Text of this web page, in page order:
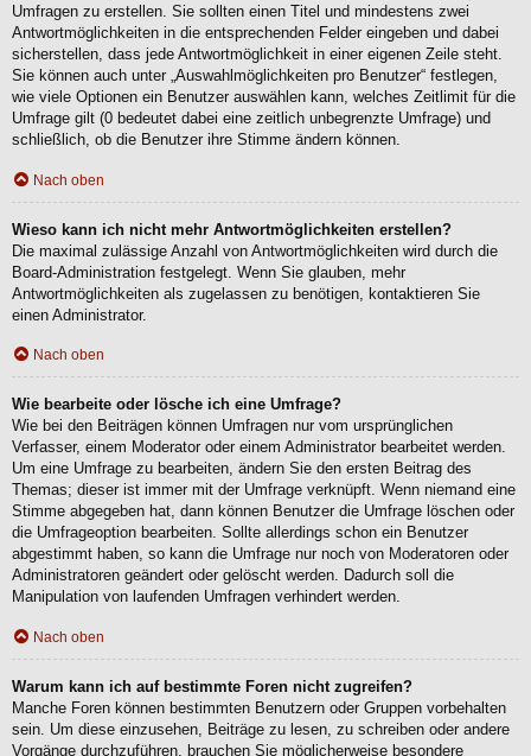
Umfragen zu erstellen. Sie sollten einen Titel und mindestens zwei
Antwortmöglichkeiten in die entsprechenden Felder eingeben und dabei
sicherstellen, dass jede Antwortmöglichkeit in einer eigenen Zeile steht.
Sie können auch unter „Auswahlmöglichkeiten pro Benutzer“ festlegen,
wie viele Optionen ein Benutzer auswählen kann, welches Zeitlimit für die
Umfrage gilt (0 bedeutet dabei eine zeitlich unbegrenzte Umfrage) und
schließlich, ob die Benutzer ihre Stimme ändern können.
Nach oben
Wieso kann ich nicht mehr Antwortmöglichkeiten erstellen?
Die maximal zulässige Anzahl von Antwortmöglichkeiten wird durch die
Board-Administration festgelegt. Wenn Sie glauben, mehr
Antwortmöglichkeiten als zugelassen zu benötigen, kontaktieren Sie
einen Administrator.
Nach oben
Wie bearbeite oder lösche ich eine Umfrage?
Wie bei den Beiträgen können Umfragen nur vom ursprünglichen
Verfasser, einem Moderator oder einem Administrator bearbeitet werden.
Um eine Umfrage zu bearbeiten, ändern Sie den ersten Beitrag des
Themas; dieser ist immer mit der Umfrage verknüpft. Wenn niemand eine
Stimme abgegeben hat, dann können Benutzer die Umfrage löschen oder
die Umfrageoption bearbeiten. Sollte allerdings schon ein Benutzer
abgestimmt haben, so kann die Umfrage nur noch von Moderatoren oder
Administratoren geändert oder gelöscht werden. Dadurch soll die
Manipulation von laufenden Umfragen verhindert werden.
Nach oben
Warum kann ich auf bestimmte Foren nicht zugreifen?
Manche Foren können bestimmten Benutzern oder Gruppen vorbehalten
sein. Um diese einzusehen, Beiträge zu lesen, zu schreiben oder andere
Vorgänge durchzuführen, brauchen Sie möglicherweise besondere